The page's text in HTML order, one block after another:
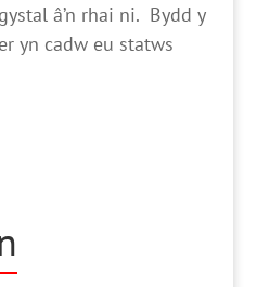
â’n rhai ni. Bydd y
yn cadw eu statws